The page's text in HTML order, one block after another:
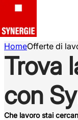
HomeOfferte di
Trova
con
Che lavoro stai